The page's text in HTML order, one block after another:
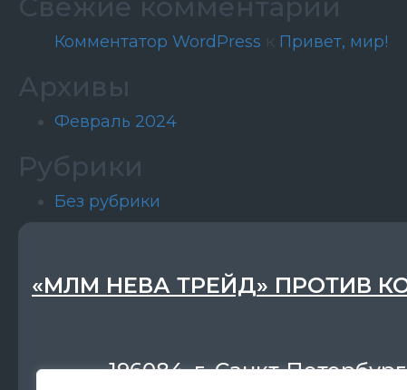
Свежие комментарии
Комментатор WordPress к Привет, мир!
Архивы
Февраль 2024
Рубрики
Без рубрики
«МЛМ НЕВА ТРЕЙД» ПРОТИВ
196084, г. Санкт-